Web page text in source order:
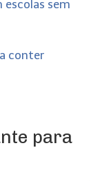
escolas sem
conter
para